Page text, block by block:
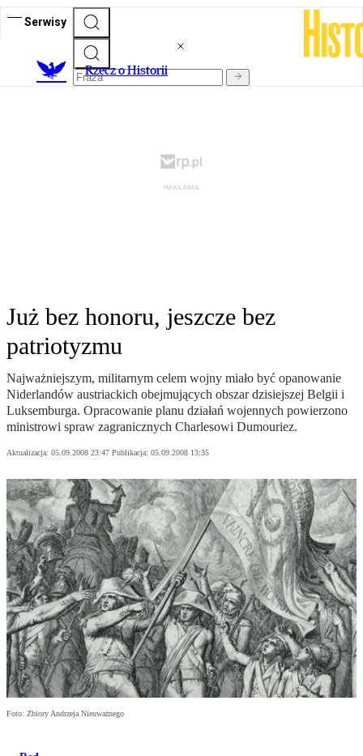
Serwisy
Rzecz o Historii
Już bez honoru, jeszcze bez
patriotyzmu
Najważniejszym, militarnym celem wojny miało być opanowanie
Niderlandów austriackich obejmujących obszar dzisiejszej Belgii i
Luksemburga. Opracowanie planu działań wojennych powierzono
ministrowi spraw zagranicznych Charlesowi Dumouriez.
Aktualizacja: 05.09.2008 23:47 Publikacja: 05.09.2008 13:35
Foto: Zbiory Andrzeja Nieuważnego